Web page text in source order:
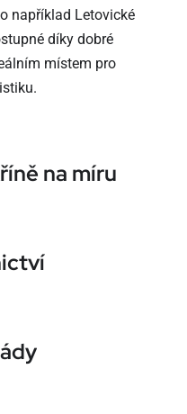
například Letovické
díky dobré
místem pro
na míru